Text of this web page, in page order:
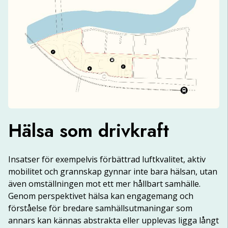
Hälsa som drivkraft
Insatser för exempelvis förbättrad luftkvalitet, aktiv
mobilitet och grannskap gynnar inte bara hälsan, utan
även omställningen mot ett mer hållbart samhälle.
Genom perspektivet hälsa kan engagemang och
förståelse för bredare samhällsutmaningar som
annars kan kännas abstrakta eller upplevas ligga långt